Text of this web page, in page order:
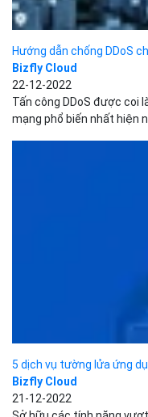
Sở hữu các tính năng